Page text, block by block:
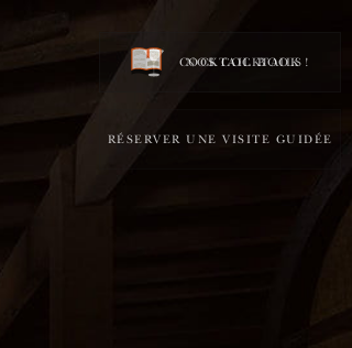
COCKTAIL BOOK !
RÉSERVER UNE VISITE GUIDÉE
NOS COCKTAILS